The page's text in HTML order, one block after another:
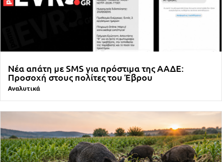
Νέα απάτη με SMS για πρόστιμα της ΑΑΔΕ:
Προσοχή στους πολίτες του Έβρου
Αναλυτικά